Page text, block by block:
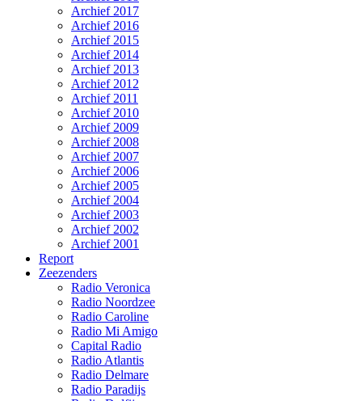
Archief 2017
Archief 2016
Archief 2015
Archief 2014
Archief 2013
Archief 2012
Archief 2011
Archief 2010
Archief 2009
Archief 2008
Archief 2007
Archief 2006
Archief 2005
Archief 2004
Archief 2003
Archief 2002
Archief 2001
Report
Zeezenders
Radio Veronica
Radio Noordzee
Radio Caroline
Radio Mi Amigo
Capital Radio
Radio Atlantis
Radio Delmare
Radio Paradijs